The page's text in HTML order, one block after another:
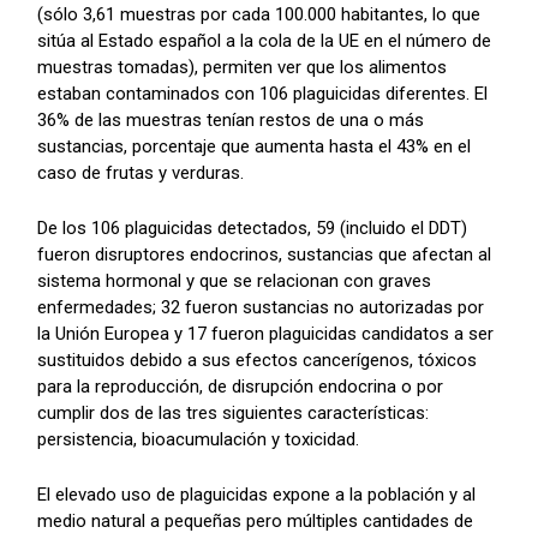
(sólo 3,61 muestras por cada 100.000 habitantes, lo que
sitúa al Estado español a la cola de la UE en el número de
muestras tomadas), permiten ver que los alimentos
estaban contaminados con 106 plaguicidas diferentes. El
36% de las muestras tenían restos de una o más
sustancias, porcentaje que aumenta hasta el 43% en el
caso de frutas y verduras.
De los 106 plaguicidas detectados, 59 (incluido el DDT)
fueron disruptores endocrinos, sustancias que afectan al
sistema hormonal y que se relacionan con graves
enfermedades; 32 fueron sustancias no autorizadas por
la Unión Europea y 17 fueron plaguicidas candidatos a ser
sustituidos debido a sus efectos cancerígenos, tóxicos
para la reproducción, de disrupción endocrina o por
cumplir dos de las tres siguientes características:
persistencia, bioacumulación y toxicidad.
El elevado uso de plaguicidas expone a la población y al
medio natural a pequeñas pero múltiples cantidades de